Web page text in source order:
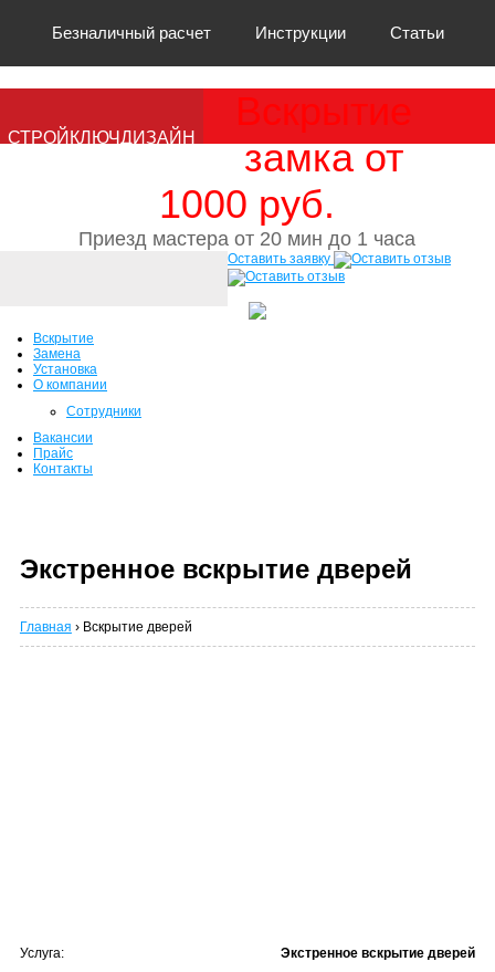
Безналичный расчет Инструкции Статьи
Видео
Вопрос-ответ
СТРОЙКЛЮЧДИЗАЙН
Вскрытие
замка от
1000 руб.
Приезд мастера от 20 мин до 1 часа
Оставить заявку
Вскрытие
Замена
Установка
О компании
Сотрудники
Вакансии
Прайс
Контакты
Экстренное вскрытие дверей
Главная › Вскрытие дверей
Услуга: Экстренное вскрытие дверей